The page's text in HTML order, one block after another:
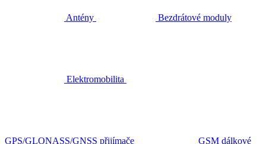
Antény Bezdrátové moduly
Elektromobilita
GPS/GLONASS/GNSS přijímače GSM dálkové